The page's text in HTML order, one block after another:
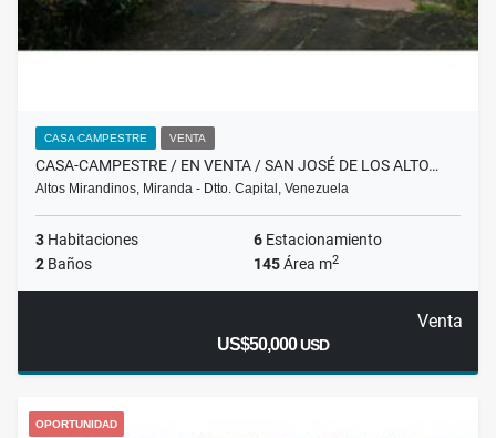
CASA CAMPESTRE VENTA
CASA-CAMPESTRE / EN VENTA / SAN JOSÉ DE LOS ALTO…
Altos Mirandinos, Miranda - Dtto. Capital, Venezuela
3 Habitaciones 6 Estacionamiento
2 Baños 145Área m2
Venta
US$50,000USD
OPORTUNIDAD